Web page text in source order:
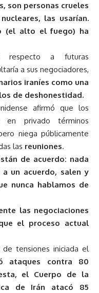
son personas crueles
las usarían.
(el alto el fuego) ha
respecto a futuras
a sus negociadores,
iraníes como una
de deshonestidad.
afirmó que los
en privado términos
niega públicamente
las reuniones.
de acuerdo: nada
a un acuerdo, salen y
nunca hablamos de
las negociaciones
el proceso actual
tensiones iniciada el
ataques contra 80
el Cuerpo de la
de Irán atacó 85